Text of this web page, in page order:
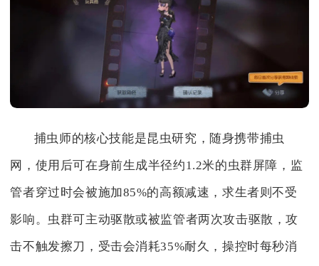
捕虫师的核心技能是昆虫研究，随身携带捕虫
网，使用后可在身前生成半径约1.2米的虫群屏障，监
管者穿过时会被施加85%的高额减速，求生者则不受
影响。虫群可主动驱散或被监管者两次攻击驱散，攻
击不触发擦刀，受击会消耗35%耐久，操控时每秒消